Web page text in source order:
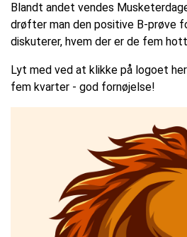
Blandt andet vendes
drøfter man den positive B-prøve
diskuterer, hvem der er de fem
Lyt med ved at klikke på logoet
fem kvarter - god fornøjelse!